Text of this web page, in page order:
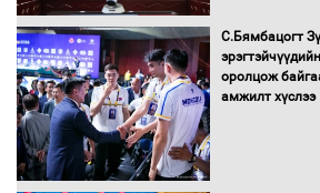
С.Бямбацогт
оролцож
амжилт хүслээ